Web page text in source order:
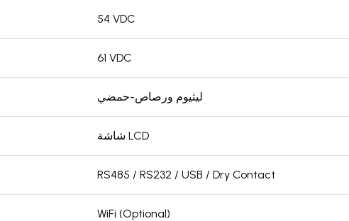
54 VDC
61 VDC
ليثيوم ورصاص-حمضي
شاشة LCD
RS485 / RS232 / USB / Dry Contact
WiFi (Optional)